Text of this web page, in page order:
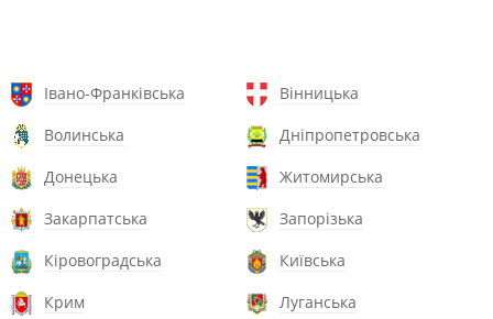
Івано-Франківська
Вінницька
Волинська
Дніпропетровська
Донецька
Житомирська
Закарпатська
Запорізька
Кіровоградська
Київська
Крим
Луганська